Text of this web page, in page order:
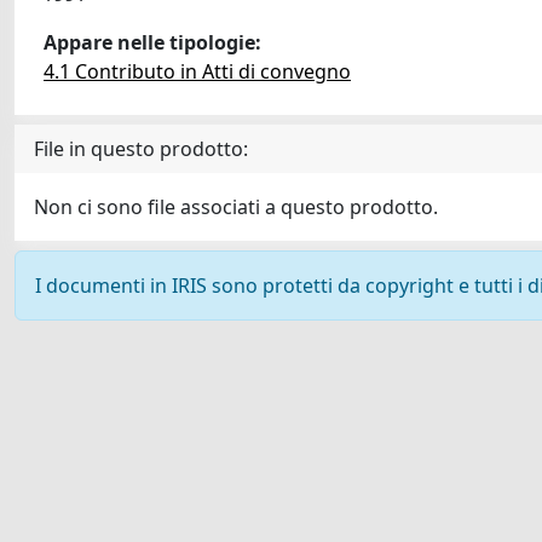
Appare nelle tipologie:
4.1 Contributo in Atti di convegno
File in questo prodotto:
Non ci sono file associati a questo prodotto.
I documenti in IRIS sono protetti da copyright e tutti i